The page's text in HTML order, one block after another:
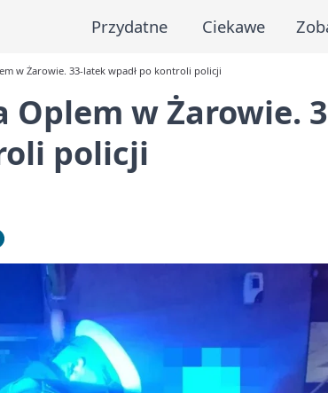
Przydatne Ciekawe
w Żarowie. 33-latek wpadł po kontroli policji
Oplem w Żarowie.
policji